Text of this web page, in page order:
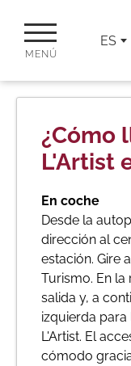
MENÚ
ES
¿Cómo
L'Artist
En coche
Desde la
dirección al
estación. Gire
Turismo. En
salida y, a
izquierda
L'Artist. El
cómodo
Each BWH℠ Hotels